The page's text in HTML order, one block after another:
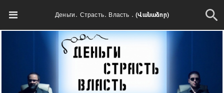
Деньги․ Страсть․ Власть ․ (Վանաձոր)